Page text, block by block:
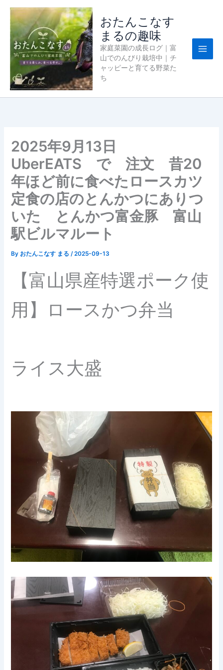
おたんこなす
まるの趣味
家庭菜園の成長ログ｜富
山でのんびり栽培中｜チ
ャッピーと育てる野菜た
ち
2025年9月13日
UberEATS で 注文 昔20
年ほど前に食べたロースカツ
定食の店のとんかつにありつ
いた とんかつ富金豚 富山
駅ビルマルート
By おたんこなす まる/2025-09-13
【富山県産特選ポーク使
用】ロースかつ弁当
ライス大盛